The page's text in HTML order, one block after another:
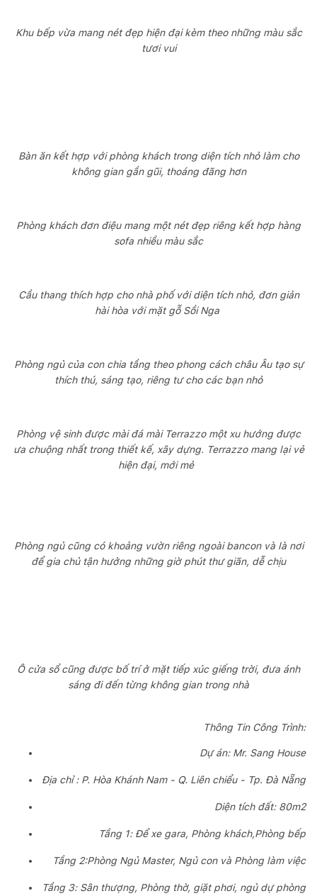
Khu bếp vừa mang nét đẹp hiện đại kèm theo những màu sắc
tươi vui
Bàn ăn kết hợp với phòng khách trong diện tích nhỏ làm cho
không gian gần gũi, thoáng đãng hơn
Phòng khách đơn điệu mang một nét đẹp riêng kết hợp hàng
sofa nhiều màu sắc
Cầu thang thích hợp cho nhà phố với diện tích nhỏ, đơn giản
hài hòa với mặt gỗ Sồi Nga
Phòng ngủ của con chia tầng theo phong cách châu Âu tạo sự
thích thú, sáng tạo, riêng tư cho các bạn nhỏ
Phòng vệ sinh được mài đá mài Terrazzo một xu hướng được
ưa chuộng nhất trong thiết kế, xây dựng. Terrazzo mang lại vẻ
hiện đại, mới mẻ
Phòng ngủ cũng có khoảng vườn riêng ngoài bancon và là nơi
để gia chủ tận hưởng những giờ phút thư giãn, dễ chịu
Ô cửa sổ cũng được bố trí ở mặt tiếp xúc giếng trời, đưa ánh
sáng đi đến từng không gian trong nhà
Thông Tin Công Trình:
Dự án: Mr. Sang House
Địa chỉ : P. Hòa Khánh Nam - Q. Liên chiểu - Tp. Đà Nẵng
Diện tích đất: 80m2
Tầng 1: Để xe gara, Phòng khách,Phòng bếp
Tầng 2:Phòng Ngủ Master, Ngủ con và Phòng làm việc
Tầng 3: Sân thượng, Phòng thờ, giặt phơi, ngủ dự phòng